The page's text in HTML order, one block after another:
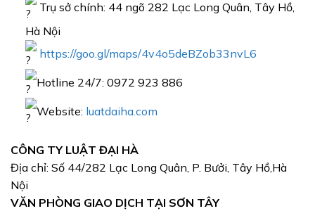
Trụ sở chính: 44 ngõ 282 Lạc Long Quân, Tây Hồ,
Hà Nội
https://goo.gl/maps/4v4o5deBZob33nvL6
Hotline 24/7: 0972 923 886
Website: luatdaiha.com
CÔNG TY LUẬT ĐẠI HÀ
Địa chỉ: Số 44/282 Lạc Long Quân, P. Bưởi, Tây Hồ,Hà
Nội
VĂN PHÒNG GIAO DỊCH TẠI SƠN TÂY